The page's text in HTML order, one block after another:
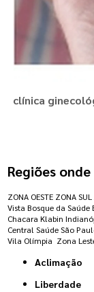
clínica
Regiões
ZONA OESTE ZONA SUL
Vista Bosque da Saúde
Chacara Klabin
Central Saúde São
Vila Olímpia Zona
Aclimação
Liberdade